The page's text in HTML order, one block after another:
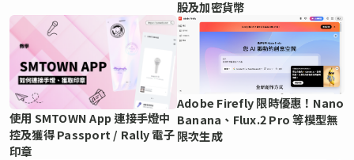
股及加密貨幣
使用 SMTOWN App 連接手燈中
控及獲得 Passport / Rally 電子
印章
Adobe Firefly 限時優惠！Nano
Banana、Flux.2 Pro 等模型無
限次生成